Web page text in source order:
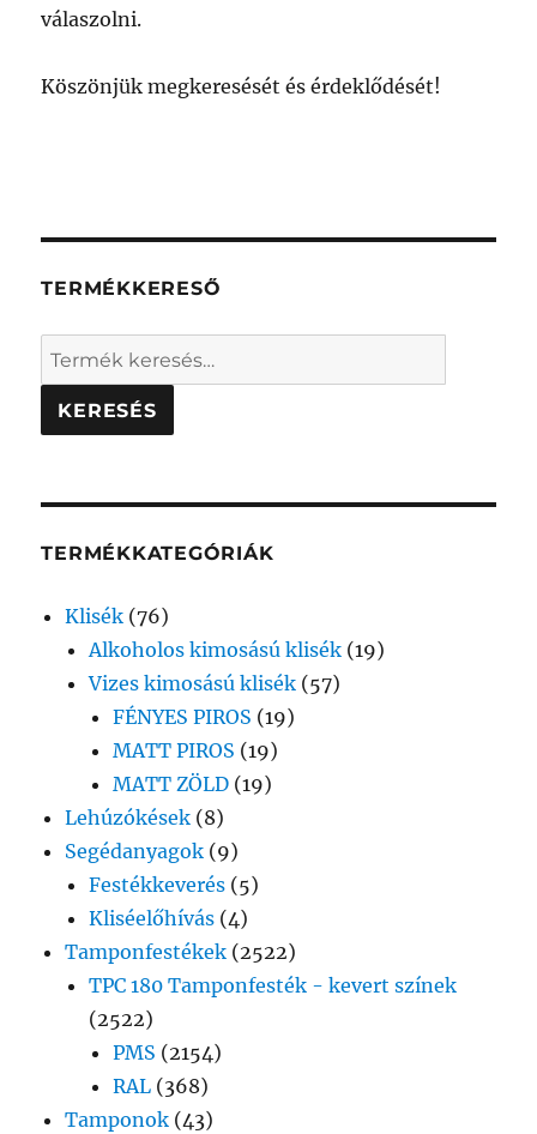
válaszolni.
Köszönjük megkeresését és érdeklődését!
TERMÉKKERESŐ
Keresés
a
következőre:
TERMÉKKATEGÓRIÁK
Klisék (76)
Alkoholos kimosású klisék (19)
Vizes kimosású klisék (57)
FÉNYES PIROS (19)
MATT PIROS (19)
MATT ZÖLD (19)
Lehúzókések (8)
Segédanyagok (9)
Festékkeverés (5)
Kliséelőhívás (4)
Tamponfestékek (2522)
TPC 180 Tamponfesték - kevert színek
(2522)
PMS (2154)
RAL (368)
Tamponok (43)